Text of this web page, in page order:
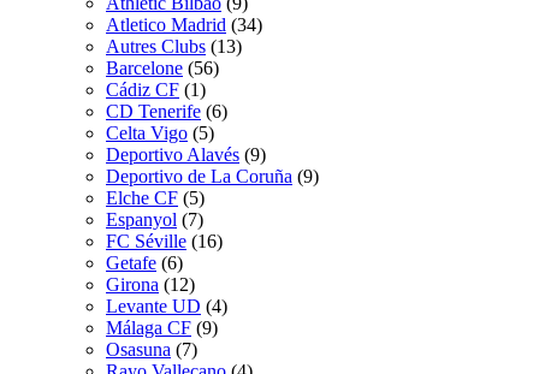
Atletico Madrid (34)
Autres Clubs (13)
Barcelone (56)
Cádiz CF (1)
CD Tenerife (6)
Celta Vigo (5)
Deportivo Alavés (9)
Deportivo de La Coruña (9)
Elche CF (5)
Espanyol (7)
FC Séville (16)
Getafe (6)
Girona (12)
Levante UD (4)
Málaga CF (9)
Osasuna (7)